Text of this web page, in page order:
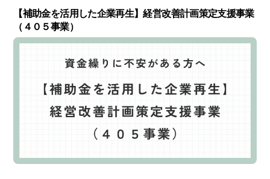
【補助金を活用した企業再生】経営改善計画策定支援事業
（４０５事業）